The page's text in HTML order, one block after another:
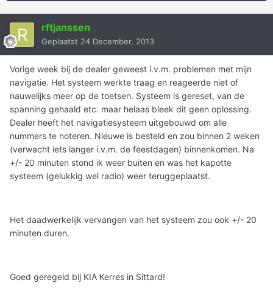
rftjanssen
Geplaatst 24 December, 2013
Vorige week bij de dealer geweest i.v.m. problemen met mijn
navigatie. Het systeem werkte traag en reageerde niet of
nauwelijks meer op de toetsen. Systeem is gereset, van de
spanning gehaald etc. maar helaas bleek dit geen oplossing.
Dealer heeft het navigatiesysteem uitgebouwd om alle
nummers te noteren. Nieuwe is besteld en zou binnen 2 weken
(verwacht iets langer i.v.m. de feestdagen) binnenkomen. Na
+/- 20 minuten stond ik weer buiten en was het kapotte
systeem (gelukkig wel radio) weer teruggeplaatst.
Het daadwerkelijk vervangen van het systeem zou ook +/- 20
minuten duren.
Goed geregeld bij KIA Kerres in Sittard!